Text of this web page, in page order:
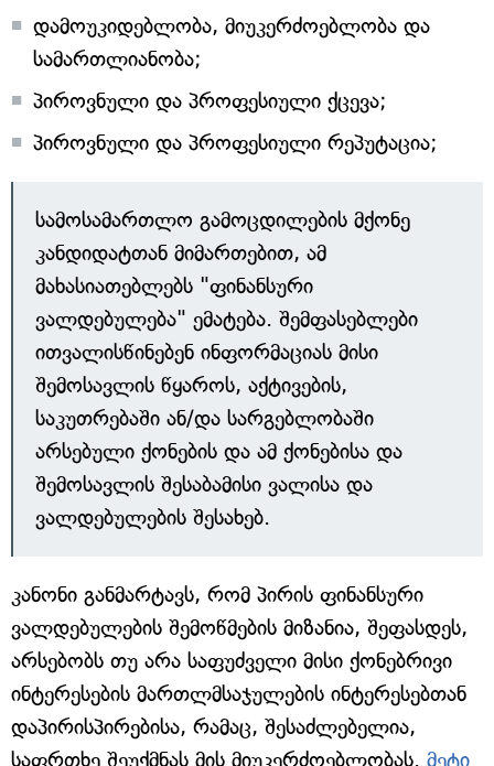
დამოუკიდებლობა, მიუკერძოებლობა და
სამართლიანობა;
პიროვნული და პროფესიული ქცევა;
პიროვნული და პროფესიული რეპუტაცია;
სამოსამართლო გამოცდილების მქონე
კანდიდატთან მიმართებით, ამ
მახასიათებლებს "ფინანსური
ვალდებულება" ემატება. შემფასებლები
ითვალისწინებენ ინფორმაციას მისი
შემოსავლის წყაროს, აქტივების,
საკუთრებაში ან/და სარგებლობაში
არსებული ქონების და ამ ქონებისა და
შემოსავლის შესაბამისი ვალისა და
ვალდებულების შესახებ.
კანონი განმარტავს, რომ პირის ფინანსური
ვალდებულების შემოწმების მიზანია, შეფასდეს,
არსებობს თუ არა საფუძველი მისი ქონებრივი
ინტერესების მართლმსაჯულების ინტერესებთან
დაპირისპირებისა, რამაც, შესაძლებელია,
საფრთხე შეუქმნას მის მიუკერძოებლობას. მეტი